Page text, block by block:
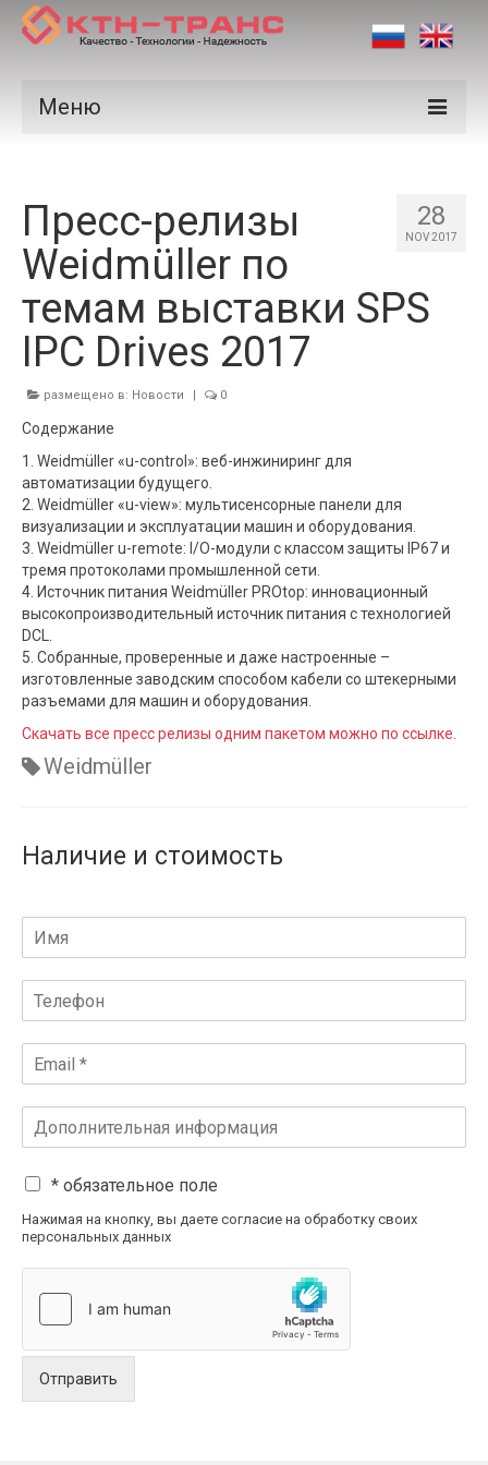
Меню
Производители
Рынки
Сертификаты
Новости
Контакты
28
NOV 2017
Пресс-релизы
Weidmüller по
темам выставки SPS
IPC Drives 2017
размещено в: Новости 0
Содержание
1. Weidmüller «u-control»: веб-инжиниринг для
автоматизации будущего.
2. Weidmüller «u-view»: мультисенсорные панели для
визуализации и эксплуатации машин и оборудования.
3. Weidmüller u-remote: I/O-модули с классом защиты IP67 и
тремя протоколами промышленной сети.
4. Источник питания Weidmüller PROtop: инновационный
высокопроизводительный источник питания с технологией
DCL.
5. Собранные, проверенные и даже настроенные –
изготовленные заводским способом кабели со штекерными
разъемами для машин и оборудования.
Скачать все пресс релизы одним пакетом можно по ссылке.
Weidmüller
Наличие и стоимость
* обязательное поле
Нажимая на кнопку, вы даете согласие на обработку своих
персональных данных
Отправить